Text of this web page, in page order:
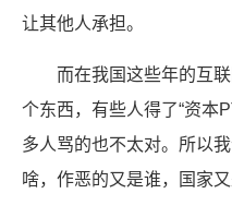
让其他人承担。
而在我国这些年的互
个东西，有些人得了“资本
多人骂的也不太对。所以
啥，作恶的又是谁，国家又